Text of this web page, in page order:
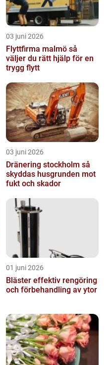
03 juni 2026
Flyttfirma malmö så
väljer du rätt hjälp för en
trygg flytt
03 juni 2026
Dränering stockholm så
skyddas husgrunden mot
fukt och skador
01 juni 2026
Bläster effektiv rengöring
och förbehandling av ytor